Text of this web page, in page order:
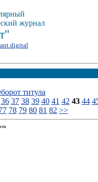
журнал
титула
36 37 38 39 40 41 42 43 44
78 79 80 81 82 >>